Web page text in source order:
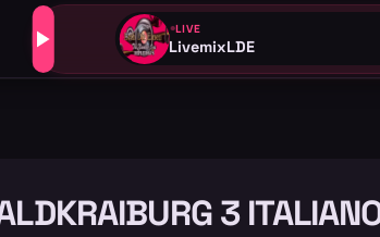
LIVE
LivemixLDE
3